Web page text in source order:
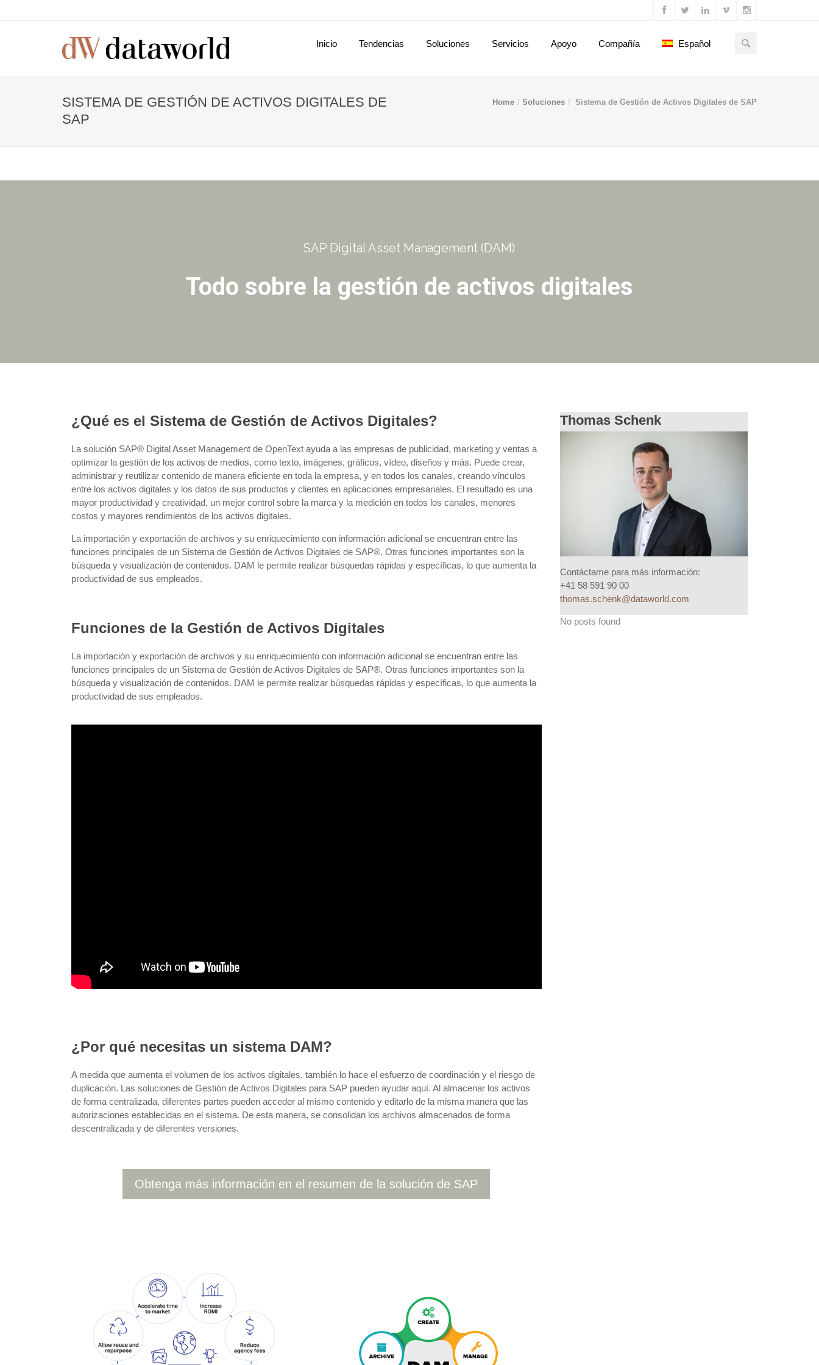
Inicio Tendencias Soluciones Servicios Apoyo Compañía Español
SISTEMA DE GESTIÓN DE ACTIVOS DIGITALES DE
SAP
Home Soluciones Sistema de Gestión de Activos Digitales de SAP
SAP Digital Asset Management (DAM)
Todo sobre la gestión de activos digitales
¿Qué es el Sistema de Gestión de Activos Digitales?
La solución SAP® Digital Asset Management de OpenText ayuda a las empresas de publicidad, marketing y ventas a
optimizar la gestión de los activos de medios, como texto, imágenes, gráficos, vídeo, diseños y más. Puede crear,
administrar y reutilizar contenido de manera eficiente en toda la empresa, y en todos los canales, creando vínculos
entre los activos digitales y los datos de sus productos y clientes en aplicaciones empresariales. El resultado es una
mayor productividad y creatividad, un mejor control sobre la marca y la medición en todos los canales, menores
costos y mayores rendimientos de los activos digitales.
La importación y exportación de archivos y su enriquecimiento con información adicional se encuentran entre las
funciones principales de un Sistema de Gestión de Activos Digitales de SAP®. Otras funciones importantes son la
búsqueda y visualización de contenidos. DAM le permite realizar búsquedas rápidas y específicas, lo que aumenta la
productividad de sus empleados.
Funciones de la Gestión de Activos Digitales
La importación y exportación de archivos y su enriquecimiento con información adicional se encuentran entre las
funciones principales de un Sistema de Gestión de Activos Digitales de SAP®. Otras funciones importantes son la
búsqueda y visualización de contenidos. DAM le permite realizar búsquedas rápidas y específicas, lo que aumenta la
productividad de sus empleados.
¿Por qué necesitas un sistema DAM?
A medida que aumenta el volumen de los activos digitales, también lo hace el esfuerzo de coordinación y el riesgo de
duplicación. Las soluciones de Gestión de Activos Digitales para SAP pueden ayudar aquí. Al almacenar los activos
de forma centralizada, diferentes partes pueden acceder al mismo contenido y editarlo de la misma manera que las
autorizaciones establecidas en el sistema. De esta manera, se consolidan los archivos almacenados de forma
descentralizada y de diferentes versiones.
Obtenga más información en el resumen de la solución de SAP
Thomas Schenk
Contáctame para más información:
+41 58 591 90 00
thomas.schenk@dataworld.com
No posts found